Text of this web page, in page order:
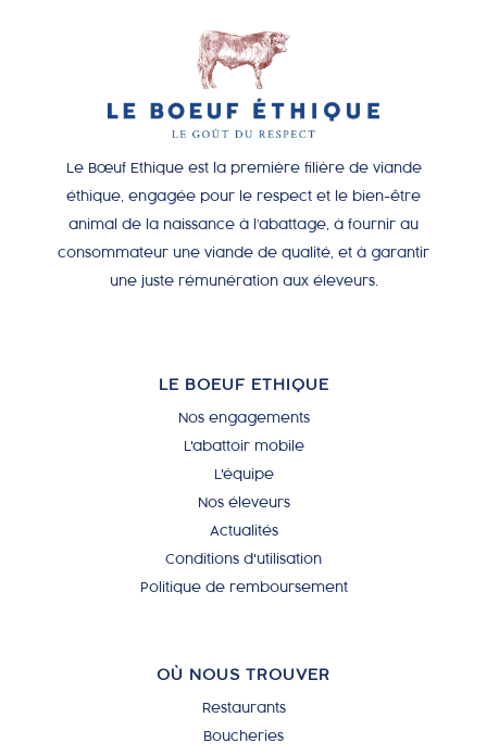
Le Bœuf Ethique est la première filière de viande
éthique, engagée pour le respect et le bien-être
animal de la naissance à l’abattage, à fournir au
consommateur une viande de qualité, et à garantir
une juste rémunération aux éleveurs.
LE BOEUF ETHIQUE
Nos engagements
L'abattoir mobile
L'équipe
Nos éleveurs
Actualités
Conditions d'utilisation
Politique de remboursement
OÙ NOUS TROUVER
Restaurants
Boucheries